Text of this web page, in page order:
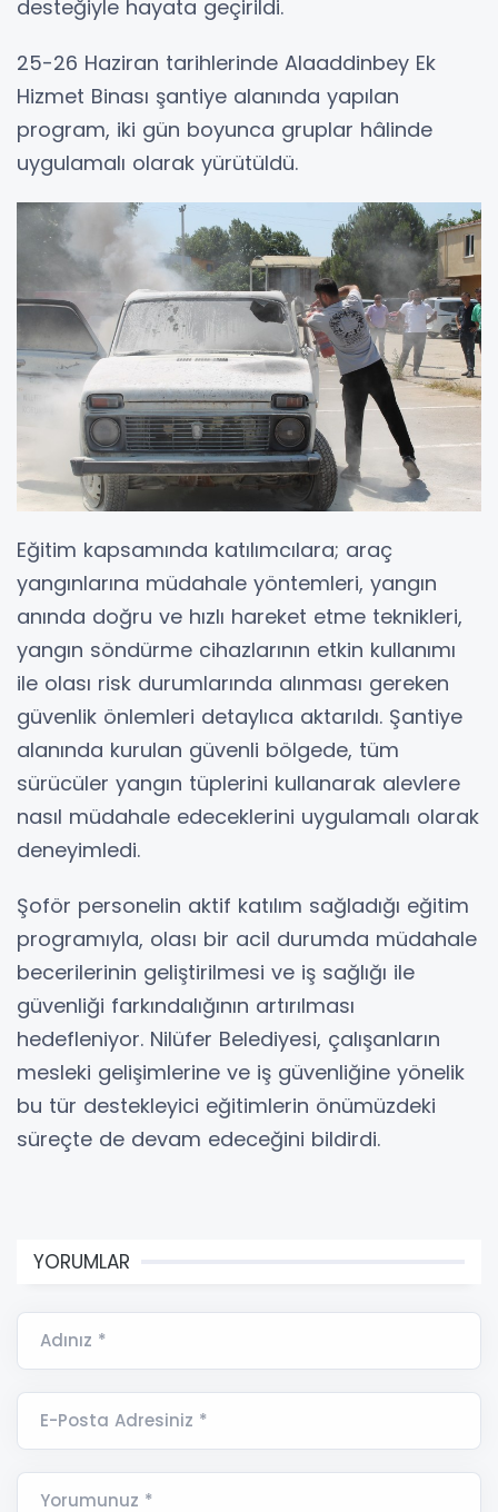
desteğiyle hayata geçirildi.
25-26 Haziran tarihlerinde Alaaddinbey Ek
Hizmet Binası şantiye alanında yapılan
program, iki gün boyunca gruplar hâlinde
uygulamalı olarak yürütüldü.
Eğitim kapsamında katılımcılara; araç
yangınlarına müdahale yöntemleri, yangın
anında doğru ve hızlı hareket etme teknikleri,
yangın söndürme cihazlarının etkin kullanımı
ile olası risk durumlarında alınması gereken
güvenlik önlemleri detaylıca aktarıldı. Şantiye
alanında kurulan güvenli bölgede, tüm
sürücüler yangın tüplerini kullanarak alevlere
nasıl müdahale edeceklerini uygulamalı olarak
deneyimledi.
Şoför personelin aktif katılım sağladığı eğitim
programıyla, olası bir acil durumda müdahale
becerilerinin geliştirilmesi ve iş sağlığı ile
güvenliği farkındalığının artırılması
hedefleniyor. Nilüfer Belediyesi, çalışanların
mesleki gelişimlerine ve iş güvenliğine yönelik
bu tür destekleyici eğitimlerin önümüzdeki
süreçte de devam edeceğini bildirdi.
YORUMLAR
Adınız *
E-Posta Adresiniz *
Yorumunuz *